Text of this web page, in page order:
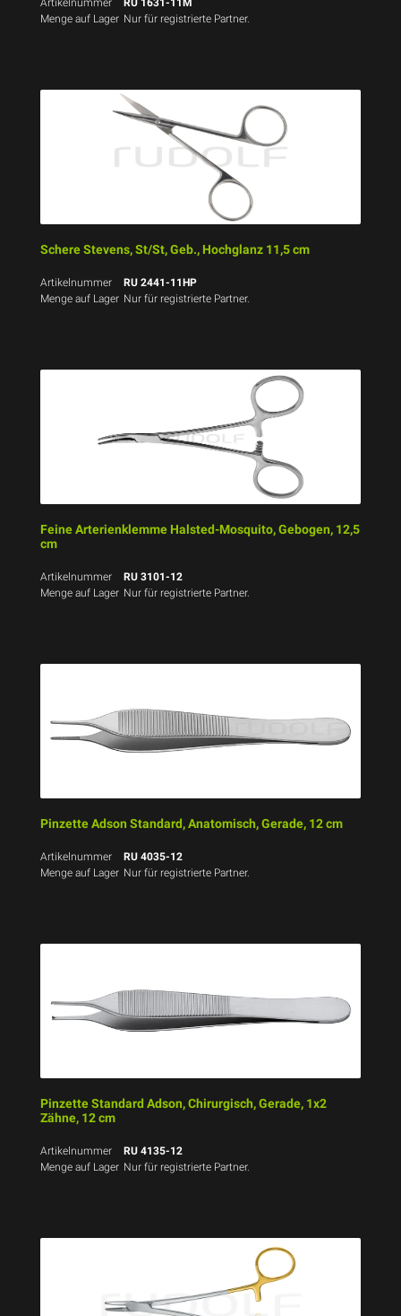
Menge auf Lager Nur für registrierte Partner.
Schere Stevens, St/St, Geb., Hochglanz 11,5 cm
Artikelnummer
RU 2441-11HP
Menge auf Lager Nur für registrierte Partner.
Feine Arterienklemme Halsted-Mosquito, Gebogen, 12,5
cm
Artikelnummer
RU 3101-12
Menge auf Lager Nur für registrierte Partner.
Pinzette Adson Standard, Anatomisch, Gerade, 12 cm
Artikelnummer
RU 4035-12
Menge auf Lager Nur für registrierte Partner.
Pinzette Standard Adson, Chirurgisch, Gerade, 1x2
Zähne, 12 cm
Artikelnummer
RU 4135-12
Menge auf Lager Nur für registrierte Partner.